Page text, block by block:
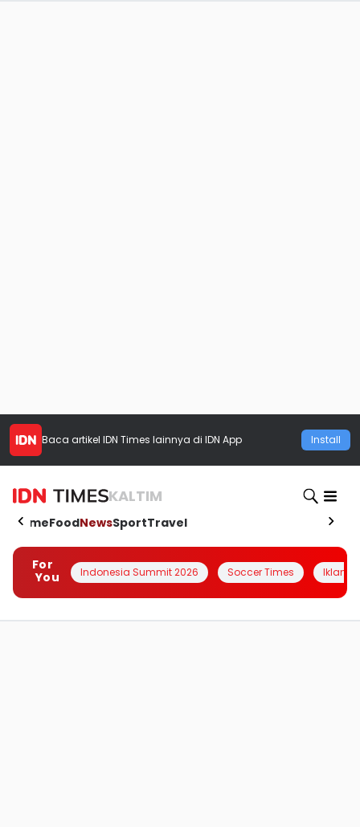
Baca artikel IDN Times lainnya di IDN App Install
KALTIM
HomeFoodNewsSportTravel
For
You
Indonesia Summit 2026 Soccer Times Iklanin